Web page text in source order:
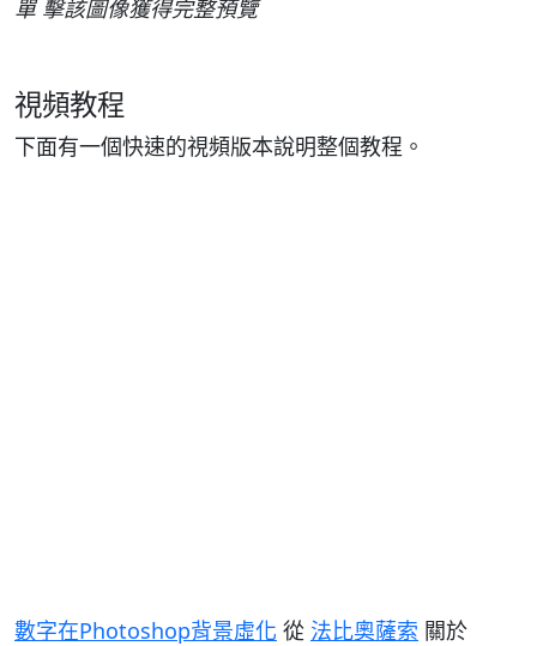
單 擊該圖像獲得完整預覽
視頻教程
下面有一個快速的視頻版本說明整個教程。
數字在Photoshop背景虛化 從 法比奧薩索 關於